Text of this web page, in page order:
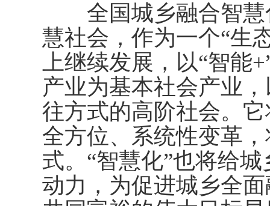
全国城乡融合智慧
慧社会，作为一个“生
上继续发展，以“智能
产业为基本社会产业
往方式的高阶社会。
全方位、系统性变革
式。“智慧化”也将给
动力，为促进城乡全